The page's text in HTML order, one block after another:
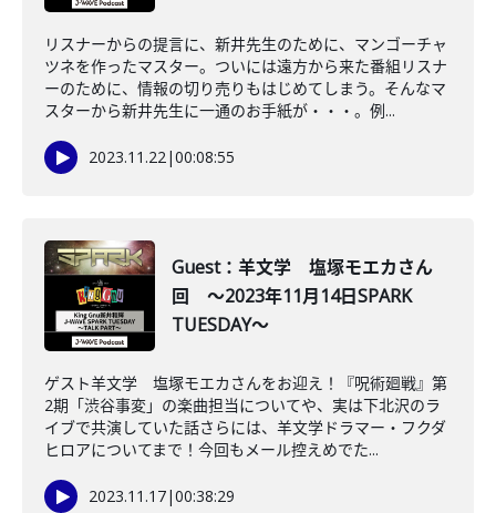
リスナーからの提言に、新井先生のために、マンゴーチャ
ツネを作ったマスター。ついには遠方から来た番組リスナ
ーのために、情報の切り売りもはじめてしまう。そんなマ
スターから新井先生に一通のお手紙が・・・。例...
2023.11.22|00:08:55
Guest：羊文学 塩塚モエカさん
回 ～2023年11月14日SPARK
TUESDAY～
ゲスト羊文学 塩塚モエカさんをお迎え！『呪術廻戦』第
2期「渋谷事変」の楽曲担当についてや、実は下北沢のラ
イブで共演していた話さらには、羊文学ドラマー・フクダ
ヒロアについてまで！今回もメール控えめでた...
2023.11.17|00:38:29